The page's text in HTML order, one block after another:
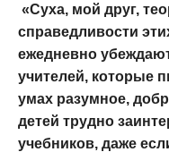
«Суха, мой друг,
справедливости
ежедневно
учителей, которые
умах разумное,
детей трудно
учебников, даже